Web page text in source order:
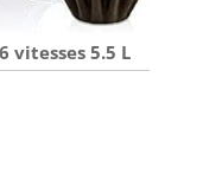
vitesses 5.5 L